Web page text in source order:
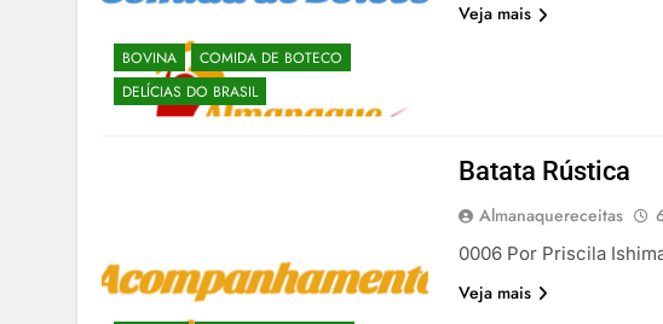
BOVINA
COMIDA DE BOTECO
DELÍCIAS DO BRASIL
Veja mais
Batata Rústica
Almanaquereceitas
0006 Por Priscila
Veja mais